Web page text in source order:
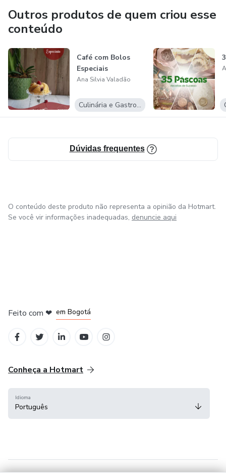
concurso de Melhor Cupcake na Revista Padaria 2000, e fui
finalista de dois Gran Chefs Patissier!
Há 10 anos ministro aulas, e em 2019 inaugurei a minha
"Escola de Confeitaria Ana Silvia Valadão". Meu objetivo?
Ensinar a profissão de confeitaria com um brilho no olhar de
quem ama o que faz e quer ver muitas pessoas com esse
mesmo brilho!
Outros produtos de quem criou esse
conteúdo
Café com Bolos
Especiais
Ana Silvia Valadão
Culinária e Gastronomia
Dúvidas frequentes
O conteúdo deste produto não representa a opinião da Hotmart.
Se você vir informações inadequadas, denuncie aqui
Feito com ❤ em Bogotá
Conheça a Hotmart
Idioma
Português